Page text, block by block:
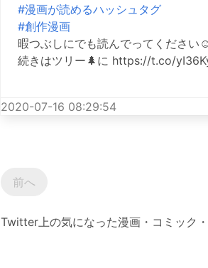
#漫画が読めるハッシュタグ
#創作漫画
暇つぶしにでも読んでってください☺️
続きはツリー🌲に https://t.co/
2020-07-16 08:29:54
前へ
Twitter上の気になった漫画・コミック